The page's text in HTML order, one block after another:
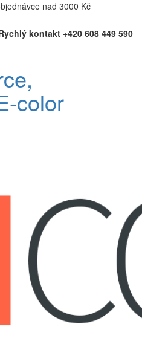
nad 3000 Kč
kontakt +420 608 449 590
color